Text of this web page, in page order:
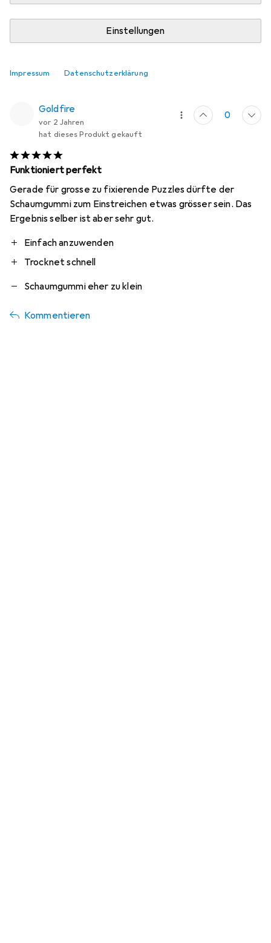
Einstellungen
Impressum Datenschutzerklärung
Conserver permanent
Goldfire
vor 2 Jahren
0
hat dieses Produkt gekauft
Funktioniert perfekt
Gerade für grosse zu fixierende Puzzles dürfte der
Schaumgummi zum Einstreichen etwas grösser sein. Das
Ergebnis selber ist aber sehr gut.
Pro Einfach anzuwenden
Trocknet schnell
Contra
Schaumgummi eher zu klein
Kommentieren